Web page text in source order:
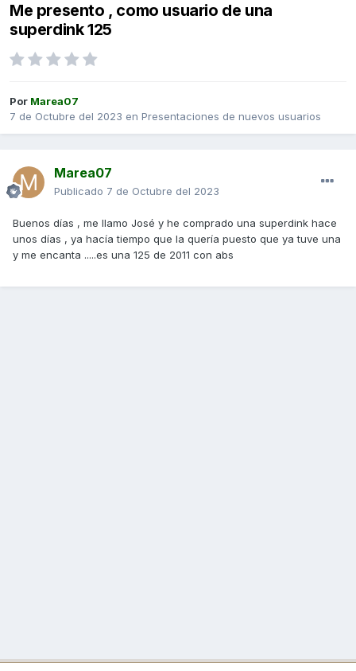
Me presento , como usuario de una
superdink 125
Por Marea07
7 de Octubre del 2023 en Presentaciones de nuevos usuarios
Marea07
Publicado 7 de Octubre del 2023
Buenos días , me llamo José y he comprado una superdink hace
unos días , ya hacía tiempo que la quería puesto que ya tuve una
y me encanta .....es una 125 de 2011 con abs